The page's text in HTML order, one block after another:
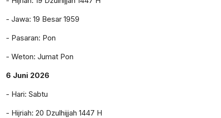
- Jawa: 19 Besar 1959
- Pasaran: Pon
- Weton: Jumat Pon
6 Juni 2026
- Hari: Sabtu
- Hijriah: 20 Dzulhijjah 1447 H